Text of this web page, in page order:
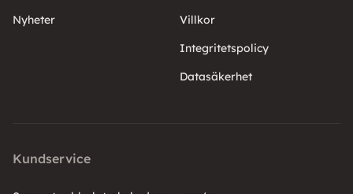
Nyheter
Villkor
Integritetspolicy
Datasäkerhet
Kundservice